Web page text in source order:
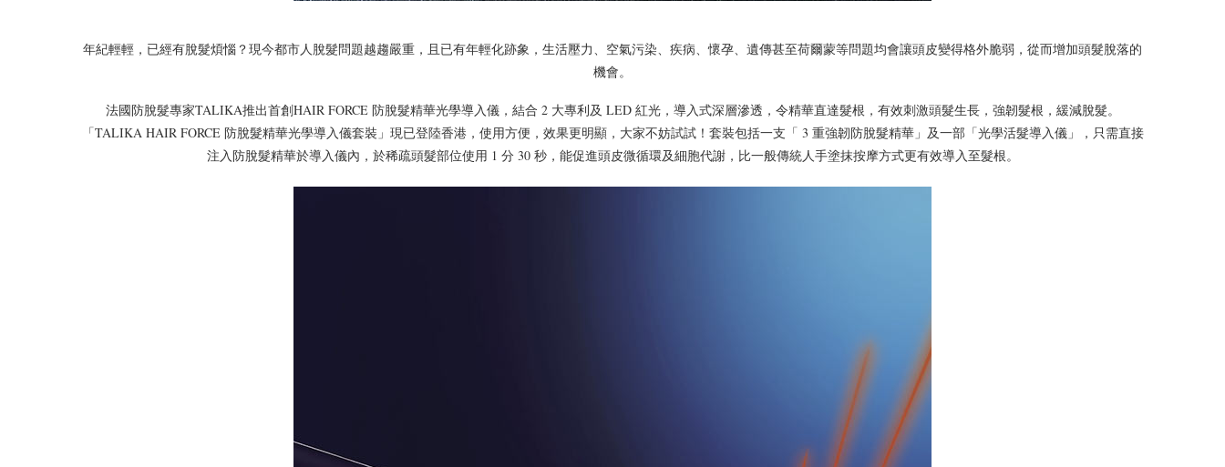
年紀輕輕，已經有脫髮煩惱？現今都市人脫髮問題越趨嚴重，且已有年輕化跡象，生活壓力、空氣污染、疾病、懷孕、遺傳甚至荷爾蒙等問題均會讓頭皮變得格外脆弱，從而增加頭髮脫落的
機會。
法國防脫髮專家TALIKA推出首創HAIR FORCE 防脫髮精華光學導入儀，結合 2 大專利及 LED 紅光，導入式深層滲透，令精華直達髮根，有效刺激頭髮生長，強韌髮根，緩減脫髮。
「TALIKA HAIR FORCE 防脫髮精華光學導入儀套裝」現已登陸香港，使用方便，效果更明顯，大家不妨試試！套裝包括一支「 3 重強韌防脫髮精華」及一部「光學活髮導入儀」，只需直接
注入防脫髮精華於導入儀內，於稀疏頭髮部位使用 1 分 30 秒，能促進頭皮微循環及細胞代謝，比一般傳統人手塗抹按摩方式更有效導入至髮根。